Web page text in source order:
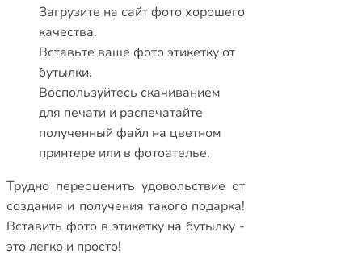
Загрузите на сайт фото хорошего
качества.
Вставьте ваше фото этикетку от
бутылки.
Воспользуйтесь скачиванием
для печати и распечатайте
полученный файл на цветном
принтере или в фотоателье.
Трудно переоценить удовольствие от
создания и получения такого подарка!
Вставить фото в этикетку на бутылку -
это легко и просто!